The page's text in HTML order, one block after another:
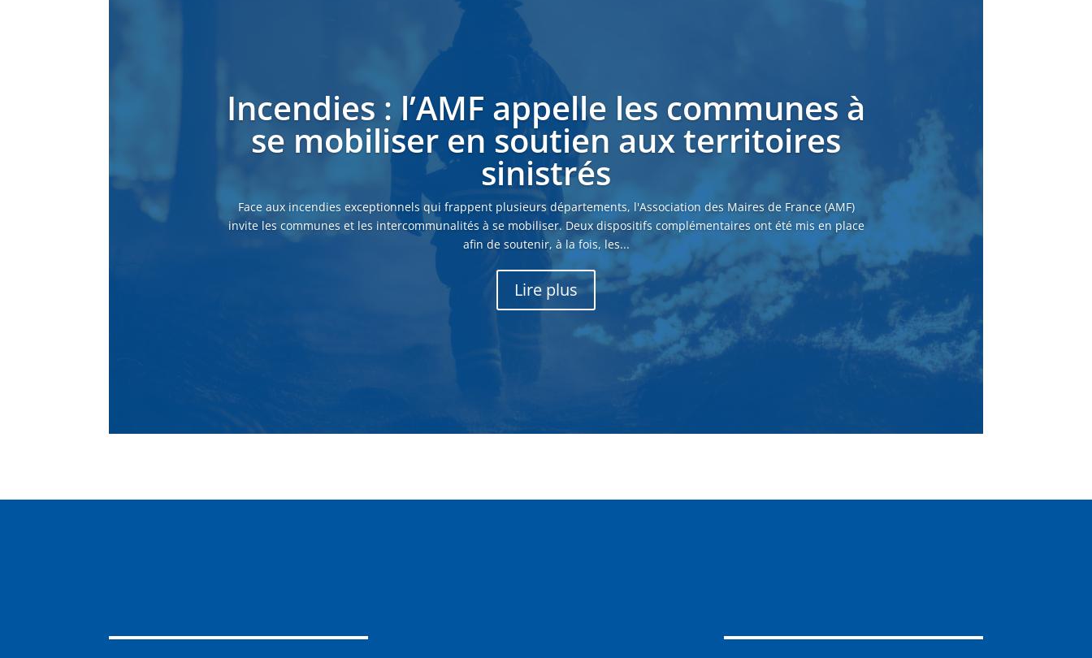
Incendies : l’AMF appelle les communes à
se mobiliser en soutien aux territoires
sinistrés
Face aux incendies exceptionnels qui frappent plusieurs départements, l'Association des Maires de France (AMF)
invite les communes et les intercommunalités à se mobiliser. Deux dispositifs complémentaires ont été mis en place
afin de soutenir, à la fois, les...
Lire plus